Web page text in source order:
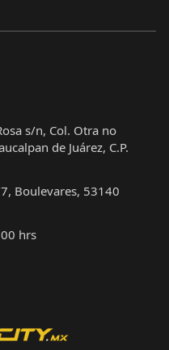
s/n, Col. Otra no
de Juárez, C.P.
Boulevares, 53140
hrs